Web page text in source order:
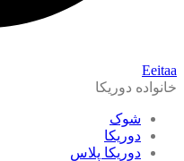
Eeitaa
خانواده دوریکا
شوک
دوریکا
دوریکا پلاس